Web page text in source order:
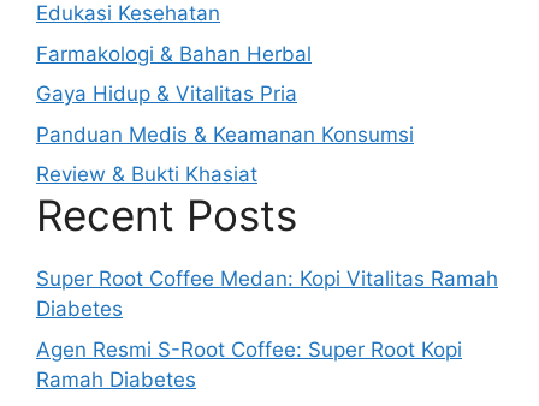
Edukasi Kesehatan
Farmakologi & Bahan Herbal
Gaya Hidup & Vitalitas Pria
Panduan Medis & Keamanan Konsumsi
Review & Bukti Khasiat
Recent Posts
Super Root Coffee Medan: Kopi Vitalitas Ramah
Diabetes
Agen Resmi S-Root Coffee: Super Root Kopi
Ramah Diabetes